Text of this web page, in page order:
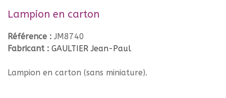
Lampion en carton
Référence : JM8740
Fabricant : GAULTIER Jean-Paul
Lampion en carton (sans miniature).